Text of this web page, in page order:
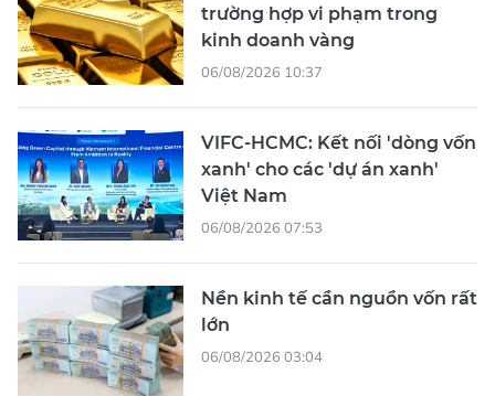
trường hợp vi phạm trong
kinh doanh vàng
06/08/2026 10:37
VIFC-HCMC: Kết nối 'dòng vốn
xanh' cho các 'dự án xanh'
Việt Nam
06/08/2026 07:53
Nền kinh tế cần nguồn vốn rất
lớn
06/08/2026 03:04